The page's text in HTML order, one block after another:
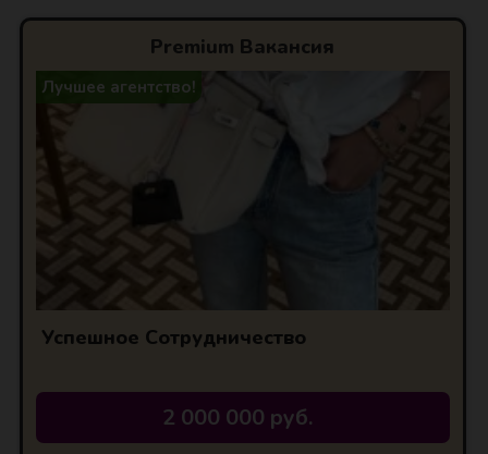
Premium Вакансия
Лучшее агентство!
Успешное Сотрудничество
2 000 000 руб.